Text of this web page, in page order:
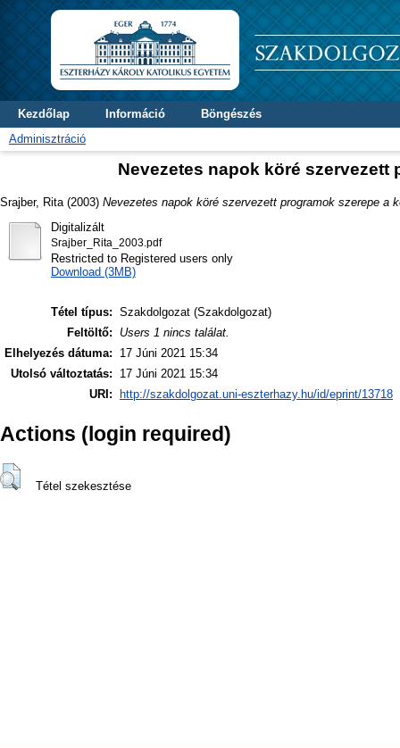
Kezdőlap Információ
Böngészés
Adminisztráció
Nevezetes napok köré
Srajber, Rita (2003) Nevezetes napok köré szervezett programok szerepe a
Digitalizált
Srajber_Rita_2003.pdf
Restricted to Registered users only
Download (3MB)
Tétel típus: Szakdolgozat (Szakdolgozat)
Feltöltő:
Users 1 nincs találat.
Elhelyezés dátuma:
17 Júni 2021 15:34
Utolsó változtatás:
17 Júni 2021 15:34
URI:
http://szakdolgozat.uni-eszterhazy.hu/id/eprint/13718
Actions (login required)
Tétel szekesztése